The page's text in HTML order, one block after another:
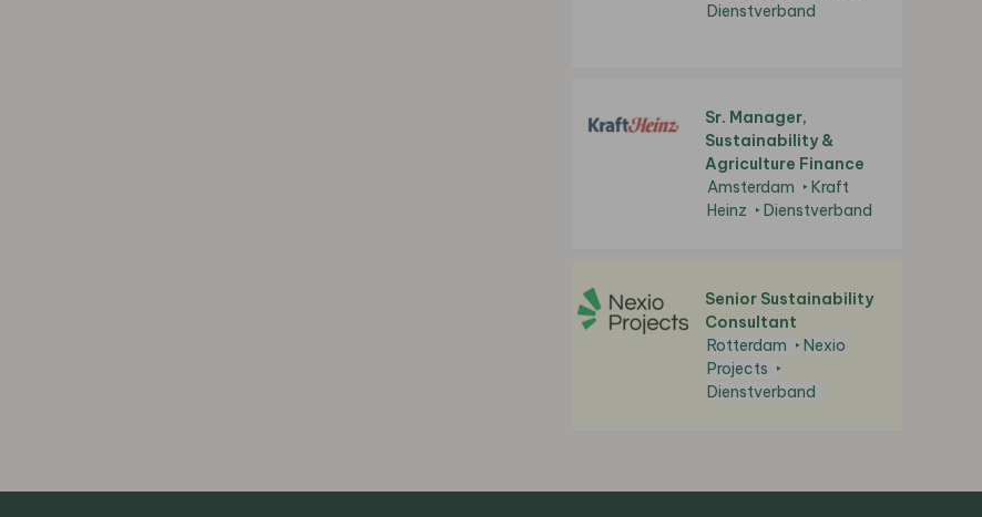
Dienstverband
Sr. Manager,
Sustainability &
Agriculture Finance
Amsterdam
Kraft
Heinz
Dienstverband
Senior Sustainability
Consultant
Rotterdam
Nexio
Projects
Dienstverband